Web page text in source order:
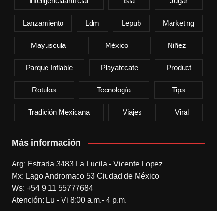
Lanzamiento Ldm Lepub Marketing
Mayuscula México Niñez
Parque Inflable Playatecate Product
Rotulos Tecnología Tips
Tradición Mexicana Viajes Viral
Más información
Arg: Estrada 3483 La Lucila - Vicente Lopez
Mx: Lago Andromaco 53 Ciudad de México
Ws: +54 9 11 55777684
Atención: Lu - Vi 8:00 a.m.- 4 p.m.